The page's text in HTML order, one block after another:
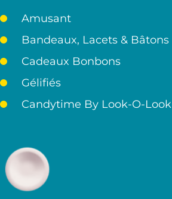
Amusant
Bandeaux, Lacets & Bâtons
Cadeaux Bonbons
Gélifiés
Candytime By Look-O-Look